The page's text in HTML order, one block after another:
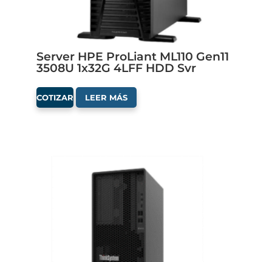
Server HPE ProLiant ML110 Gen11
3508U 1x32G 4LFF HDD Svr
COTIZAR LEER MÁS